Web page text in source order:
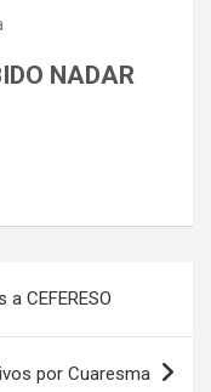
NADAR
CEFERESO
por Cuaresma